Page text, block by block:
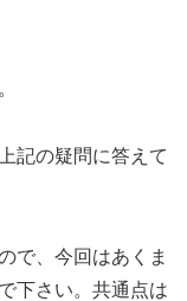
記の疑問に答えて
で、今回はあくま
下さい。共通点は